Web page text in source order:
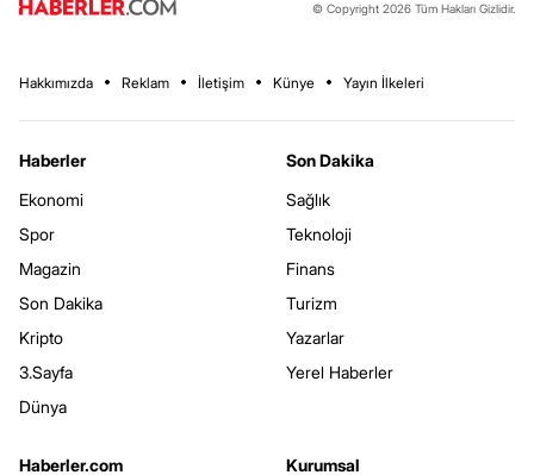
© Copyright 2026 Tüm Hakları Gizlidir.
Hakkımızda Reklam İletişim Künye Yayın İlkeleri
Haberler
Ekonomi
Spor
Magazin
Son Dakika
Kripto
3.Sayfa
Dünya
Son Dakika
Sağlık
Teknoloji
Finans
Turizm
Yazarlar
Yerel Haberler
Haberler.com
Kurumsal